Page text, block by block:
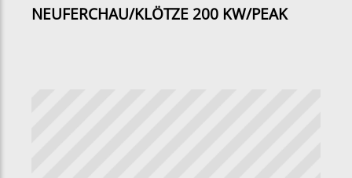
NEUFERCHAU/KLÖTZE 200 KW/PEAK